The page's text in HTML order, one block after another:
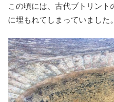
この頃には、古代ブトリント
に埋もれてしまっていました。